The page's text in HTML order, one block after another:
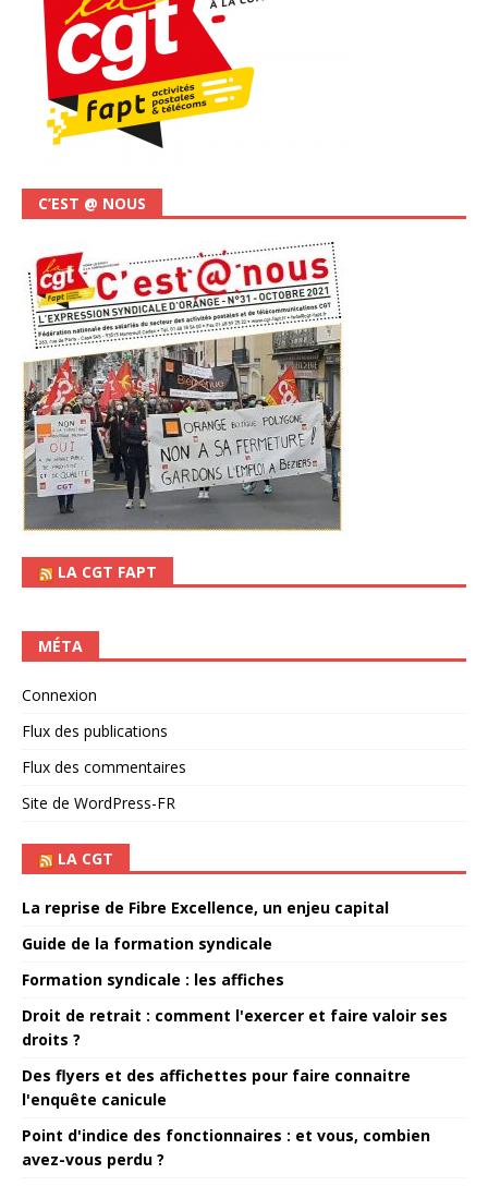
C’EST @ NOUS
LA CGT FAPT
MÉTA
Connexion
Flux des publications
Flux des commentaires
Site de WordPress-FR
LA CGT
La reprise de Fibre Excellence, un enjeu capital
Guide de la formation syndicale
Formation syndicale : les affiches
Droit de retrait : comment l'exercer et faire valoir ses
droits ?
Des flyers et des affichettes pour faire connaitre
l'enquête canicule
Point d'indice des fonctionnaires : et vous, combien
avez-vous perdu ?